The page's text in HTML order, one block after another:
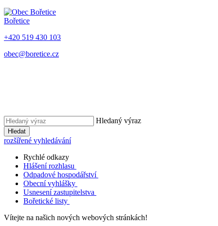
Bořetice
+420 519 430 103
obec@boretice.cz
Hledaný výraz
Hledat
rozšířené vyhledávání
Rychlé odkazy
Hlášení rozhlasu
Odpadové hospodářství
Obecní vyhlášky
Usnesení zastupitelstva
Bořetické listy
Vítejte na našich nových webových stránkách!